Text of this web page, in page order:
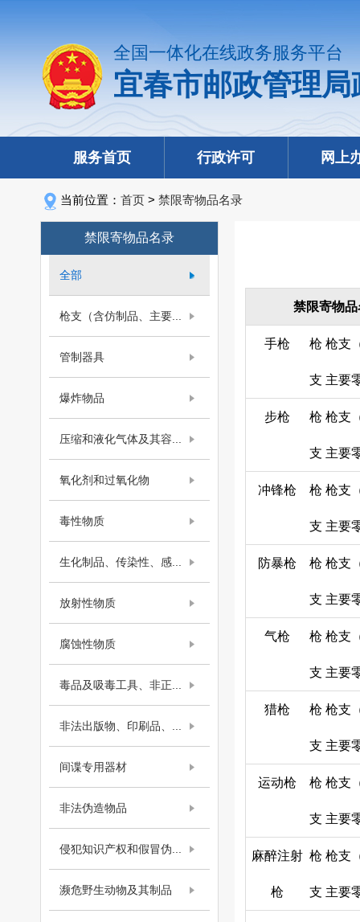
全国一体化在线政务服务平台
宜春市邮政管理
服务首页 行政许可 网上
当前位置： 首页 > 禁限寄物品名录
禁限寄物品名录
全部
枪支（含仿制品、主要...
管制器具
爆炸物品
压缩和液化气体及其容...
氧化剂和过氧化物
毒性物质
生化制品、传染性、感...
放射性物质
腐蚀性物质
毒品及吸毒工具、非正...
非法出版物、印刷品、...
间谍专用器材
非法伪造物品
侵犯知识产权和假冒伪...
濒危野生动物及其制品
禁限寄物
手枪 枪
支
枪支
主要
步枪 枪
支
枪支
主要
冲锋枪 枪
支
枪支
主要
防暴枪 枪
支
枪支
主要
气枪 枪
支
枪支
主要
猎枪 枪
支
枪支
主要
运动枪 枪
支
枪支
主要
麻醉注射
枪
枪
支
枪支
主要